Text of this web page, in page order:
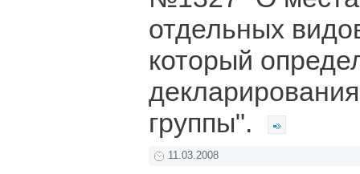
отдельных
который
группы".
11.03.2008